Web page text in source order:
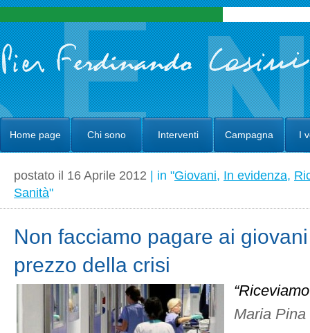
Home page Chi sono Interventi Campagna I
postato il 16 Aprile 2012 | in "Giovani, In evidenza,
Sanità"
Non facciamo pagare ai
prezzo della crisi
Maria Pina